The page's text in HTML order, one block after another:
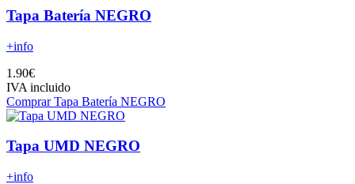
Tapa Batería NEGRO
+info
1.90€
IVA incluido
Comprar Tapa Batería NEGRO
Tapa UMD NEGRO
+info